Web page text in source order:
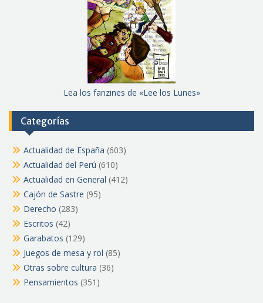
Lea los fanzines de «Lee los Lunes»
Categorías
Actualidad de España (603)
Actualidad del Perú (610)
Actualidad en General (412)
Cajón de Sastre (95)
Derecho (283)
Escritos (42)
Garabatos (129)
Juegos de mesa y rol (85)
Otras sobre cultura (36)
Pensamientos (351)